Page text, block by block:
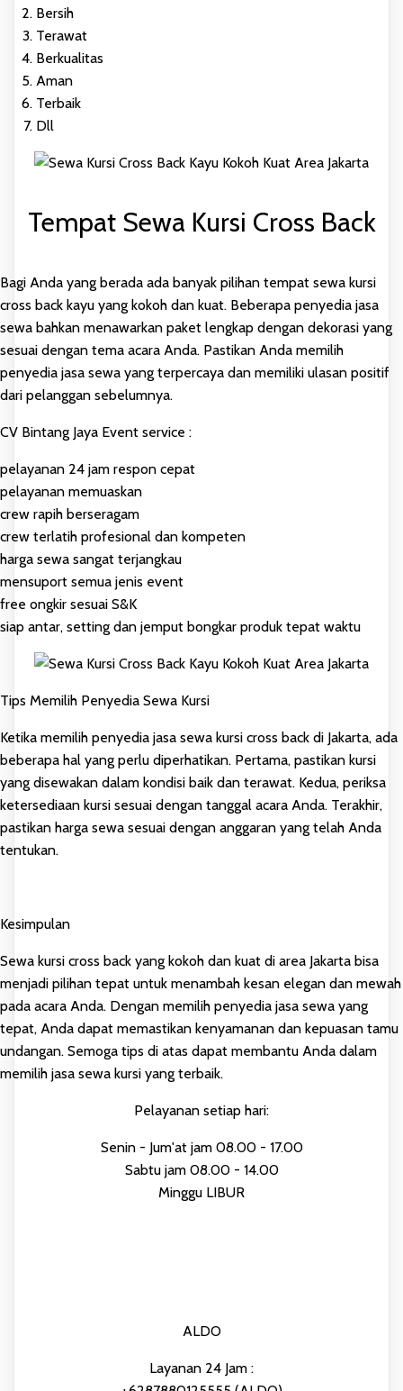
Bersih
Terawat
Berkualitas
Aman
Terbaik
Dll
Tempat Sewa Kursi Cross Back
Bagi Anda yang berada ada banyak pilihan tempat sewa kursi
cross back kayu yang kokoh dan kuat. Beberapa penyedia jasa
sewa bahkan menawarkan paket lengkap dengan dekorasi yang
sesuai dengan tema acara Anda. Pastikan Anda memilih
penyedia jasa sewa yang terpercaya dan memiliki ulasan positif
dari pelanggan sebelumnya.
CV Bintang Jaya Event service :
pelayanan 24 jam respon cepat
pelayanan memuaskan
crew rapih berseragam
crew terlatih profesional dan kompeten
harga sewa sangat terjangkau
mensuport semua jenis event
free ongkir sesuai S&K
siap antar, setting dan jemput bongkar produk tepat waktu
Tips Memilih Penyedia Sewa Kursi
Ketika memilih penyedia jasa sewa kursi cross back di Jakarta, ada
beberapa hal yang perlu diperhatikan. Pertama, pastikan kursi
yang disewakan dalam kondisi baik dan terawat. Kedua, periksa
ketersediaan kursi sesuai dengan tanggal acara Anda. Terakhir,
pastikan harga sewa sesuai dengan anggaran yang telah Anda
tentukan.
Kesimpulan
Sewa kursi cross back yang kokoh dan kuat di area Jakarta bisa
menjadi pilihan tepat untuk menambah kesan elegan dan mewah
pada acara Anda. Dengan memilih penyedia jasa sewa yang
tepat, Anda dapat memastikan kenyamanan dan kepuasan tamu
undangan. Semoga tips di atas dapat membantu Anda dalam
memilih jasa sewa kursi yang terbaik.
Pelayanan setiap hari:
Senin - Jum'at jam 08.00 - 17.00
Sabtu jam 08.00 - 14.00
Minggu LIBUR
ALDO
Layanan 24 Jam :